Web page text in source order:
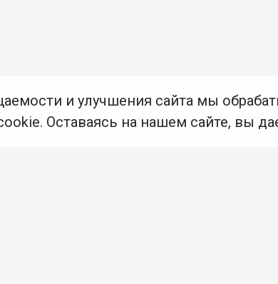
и улучшения сайта мы
Оставаясь на нашем сайте, вы